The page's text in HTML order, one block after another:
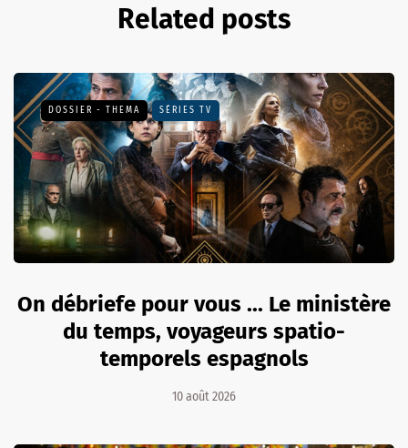
Related posts
DOSSIER - THEMA SÉRIES TV
On débriefe pour vous ... Le ministère
du temps, voyageurs spatio-
temporels espagnols
10 août 2026